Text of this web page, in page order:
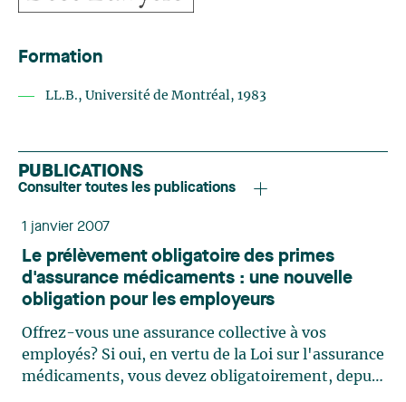
Formation
LL.B., Université de Montréal, 1983
PUBLICATIONS
Consulter toutes les publications
1 janvier 2007
Le prélèvement obligatoire des primes
d'assurance médicaments : une nouvelle
obligation pour les employeurs
Offrez-vous une assurance collective à vos
employés? Si oui, en vertu de la Loi sur l'assurance
médicaments, vous devez obligatoirement, depuis